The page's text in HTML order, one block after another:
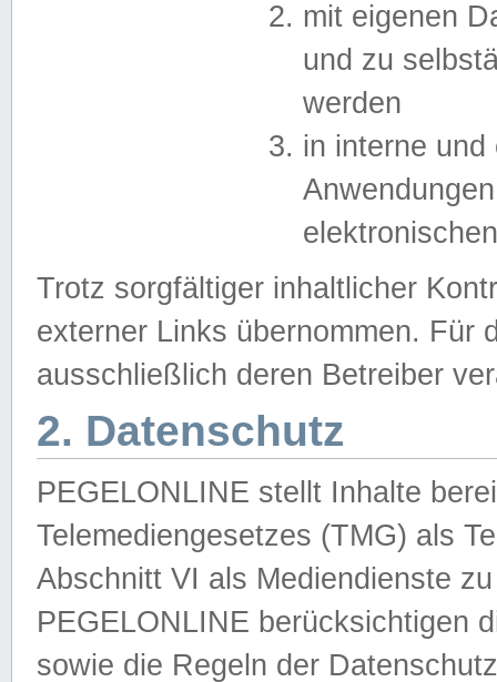
mit eigenen
und zu
werden
in interne
Trotz sorgfältiger inhaltlicher
externer Links übernommen. Für
ausschließlich deren Betreiber
2. Datenschutz
PEGELONLINE stellt Inhalte
Telemediengesetzes (TMG) als
Abschnitt VI als Mediendienste
PEGELONLINE berücksichtigen
sowie die Regeln der